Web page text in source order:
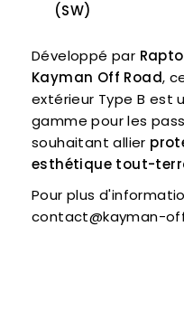
(SW)
Développé par
Kayman Off Road,
extérieur Type B est
gamme pour les
souhaitant allier
esthétique tout-
Pour plus
contact@kayman-